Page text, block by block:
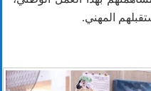
المهني.